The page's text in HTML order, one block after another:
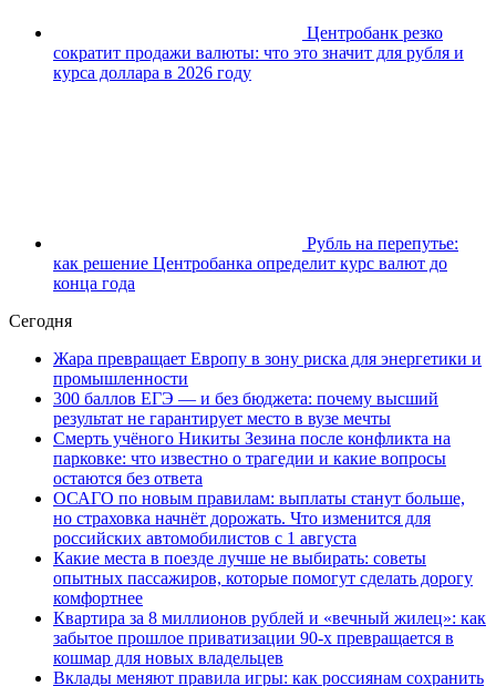
Центробанк резко
сократит продажи валюты: что это значит для рубля и
курса доллара в 2026 году
Рубль на перепутье:
как решение Центробанка определит курс валют до
конца года
Сегодня
Жара превращает Европу в зону риска для энергетики и
промышленности
300 баллов ЕГЭ — и без бюджета: почему высший
результат не гарантирует место в вузе мечты
Смерть учёного Никиты Зезина после конфликта на
парковке: что известно о трагедии и какие вопросы
остаются без ответа
ОСАГО по новым правилам: выплаты станут больше,
но страховка начнёт дорожать. Что изменится для
российских автомобилистов с 1 августа
Какие места в поезде лучше не выбирать: советы
опытных пассажиров, которые помогут сделать дорогу
комфортнее
Квартира за 8 миллионов рублей и «вечный жилец»: как
забытое прошлое приватизации 90-х превращается в
кошмар для новых владельцев
Вклады меняют правила игры: как россиянам сохранить